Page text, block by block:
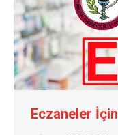
Eczaneler